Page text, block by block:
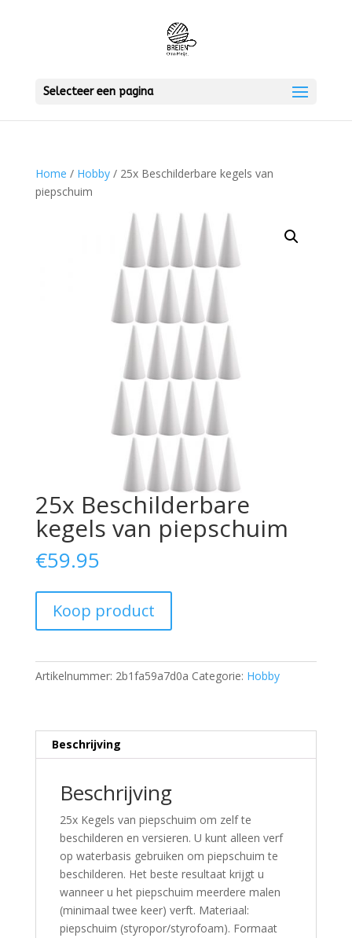
Selecteer een pagina
Home / Hobby/ 25x Beschilderbare kegels van
piepschuim
25x Beschilderbare
kegels van piepschuim
€59.95
Koop product
Artikelnummer: 2b1fa59a7d0a Categorie: Hobby
Beschrijving
Beschrijving
25x Kegels van piepschuim om zelf te
beschilderen en versieren. U kunt alleen verf
op waterbasis gebruiken om piepschuim te
beschilderen. Het beste resultaat krijgt u
wanneer u het piepschuim meerdere malen
(minimaal twee keer) verft. Materiaal:
piepschuim (styropor/styrofoam). Formaat